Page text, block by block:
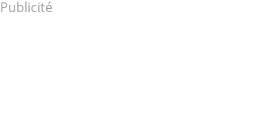
Publicité